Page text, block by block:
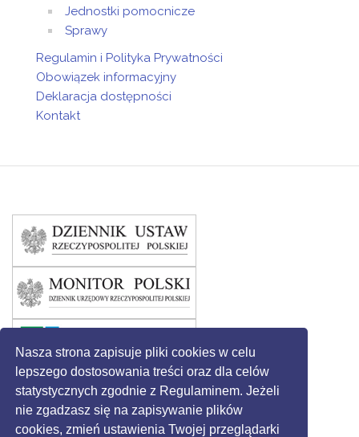
Nasza strona zapisuje pliki cookies w celu
lepszego dostosowania treści oraz dla celów
statystycznych zgodnie z Regulaminem. Jeżeli
nie zgadzasz się na zapisywanie plików
cookies, zmień ustawienia Twojej przeglądarki
Jednostki pomocnicze
Sprawy
Regulamin i Polityka Prywatności
Obowiązek informacyjny
Deklaracja dostępności
Kontakt